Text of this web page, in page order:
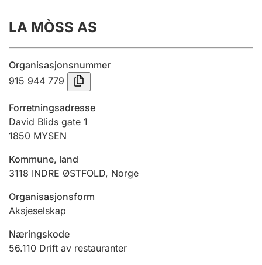
Årsregnskap
Innsending og forsinkelsesgebyr
Tinglysing
Jeger
Ektepaktveileder
Offentlig sektor
LA MÒSS AS
Organisasjonsnummer
915 944 779
Forretningsadresse
David Blids gate 1
1850 MYSEN
Kommune, land
3118 INDRE ØSTFOLD, Norge
Organisasjonsform
Aksjeselskap
Næringskode
56.110 Drift av restauranter